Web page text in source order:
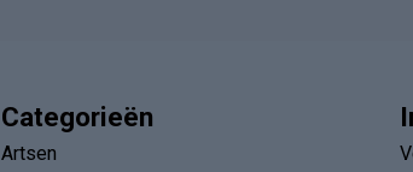
Categorieën
Artsen